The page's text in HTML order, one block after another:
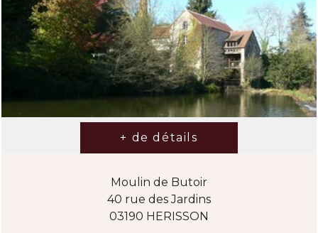
Moulin de Butoir
40 rue des Jardins
03190 HERISSON